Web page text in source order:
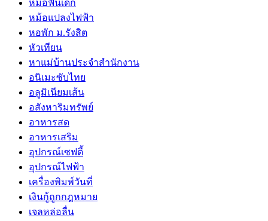
หมอฟันเด็ก
หม้อแปลงไฟฟ้า
หอพัก ม.รังสิต
หัวเทียน
หาแม่บ้านประจำสำนักงาน
อนิเมะซับไทย
อลูมิเนียมเส้น
อสังหาริมทรัพย์
อาหารสด
อาหารเสริม
อุปกรณ์เซฟตี้
อุปกรณ์ไฟฟ้า
เครื่องพิมพ์วันที่
เงินกู้ถูกกฎหมาย
เจลหล่อลื่น